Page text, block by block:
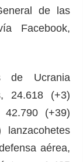
de las
Facebook,
de Ucrania
24.618 (+3)
42.790 (+39)
aérea,